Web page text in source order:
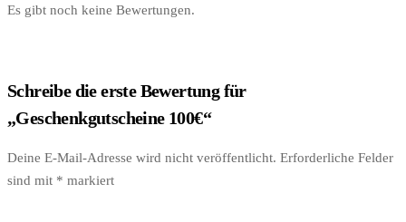
Es gibt noch keine Bewertungen.
Schreibe die erste Bewertung für
„Geschenkgutscheine 100€“
Deine E-Mail-Adresse wird nicht veröffentlicht. Erforderliche Felder
sind mit * markiert